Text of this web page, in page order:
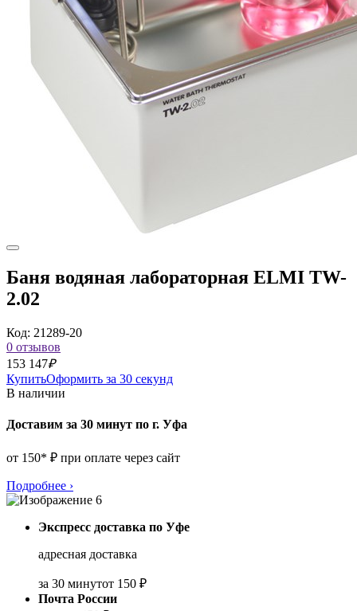
Баня водяная лабораторная ELMI TW-
2.02
Код: 21289-20
0 отзывов
153 147₽
КупитьОформить за 30 секунд
В наличии
Доставим за 30 минут по г. Уфа
от 150* ₽ при оплате через сайт
Подробнее ›
Экспресс доставка по Уфе
адресная доставка
за 30 минутот 150 ₽
Почта России